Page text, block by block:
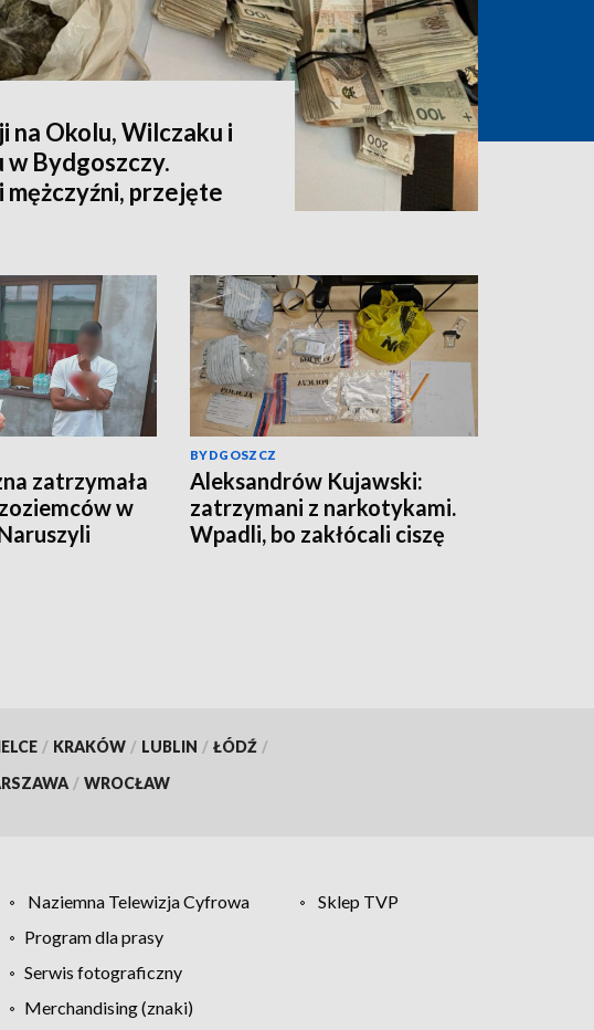
na Okolu, Wilczaku i
w Bydgoszczy.
przejęte
zatrzymała
w
BYDGOSZCZ
Aleksandrów Kujawski:
zatrzymani z narkotykami.
Wpadli, bo zakłócali ciszę
/ KRAKÓW / LUBLIN / ŁÓDŹ /
/ WROCŁAW
Naziemna Telewizja Cyfrowa
Sklep TVP
Program dla prasy
Serwis fotograficzny
Merchandising (znaki)